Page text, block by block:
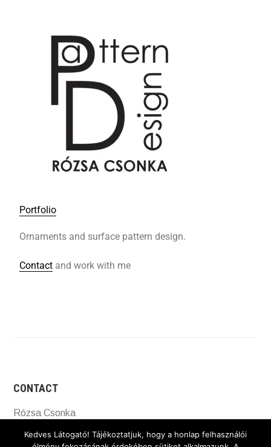
Portfolio
Ornaments and surface pattern design.
Contact and work with me
CONTACT
Rózsa Csonka
mail@rozsacsonka.com
Kedves Látogató! Tájékoztatjuk, hogy a honlap felhasználói